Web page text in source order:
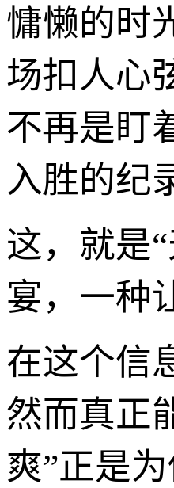
慵懒的时
场扣人心
不再是盯
入胜的纪
这，就是
宴，一种
在这个信
然而真正
爽”正是